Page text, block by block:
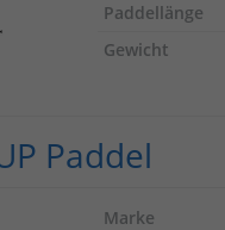
Paddellänge
Gewicht
Paddel
Marke